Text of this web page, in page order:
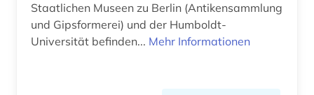
Staatlichen Museen zu Berlin (Antikensammlung
und Gipsformerei) und der Humboldt-
Universität befinden... Mehr Informationen